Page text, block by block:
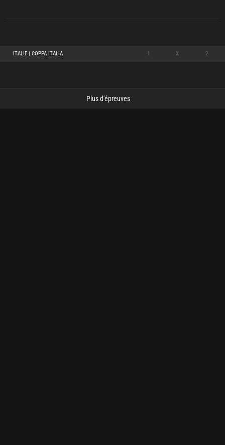
ITALIE | COPPA ITALIA 1 X 2
Plus d'épreuves